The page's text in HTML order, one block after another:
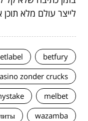
לייצר עולם מלא תוכן
betfury
zonder crucks
melbet
wazamba